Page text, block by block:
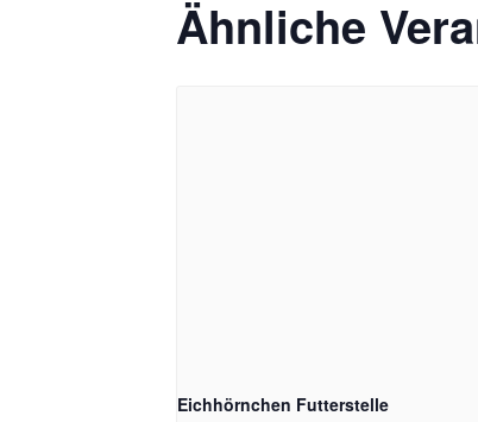
Ähnliche
Eichhörnchen Futterstelle